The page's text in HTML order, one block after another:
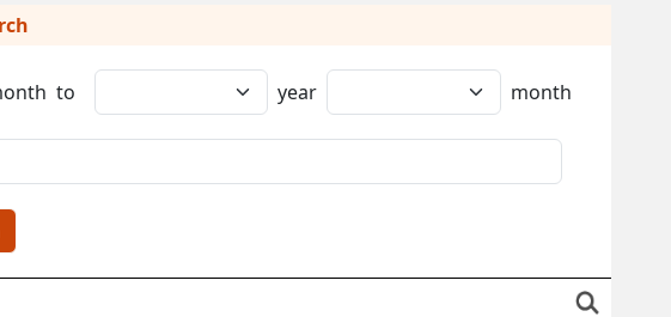
to year month